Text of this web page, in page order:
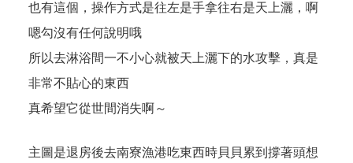
也有這個，操作方式是往左是手拿往右是天上灑，啊
嗯勾沒有任何說明哦
所以去淋浴間一不小心就被天上灑下的水攻擊，真是
非常不貼心的東西
真希望它從世間消失啊～
主圖是退房後去南寮漁港吃東西時貝貝累到撐著頭想